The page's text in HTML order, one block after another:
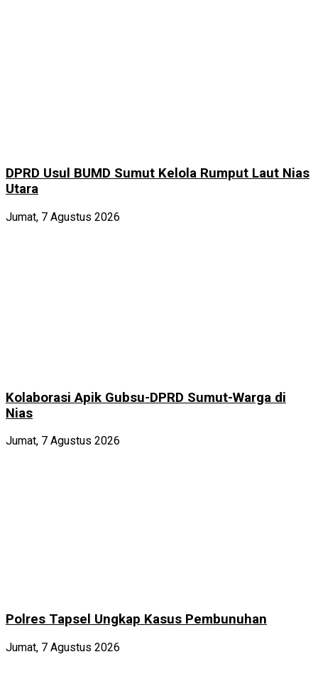
DPRD Usul BUMD Sumut Kelola Rumput Laut Nias
Utara
Jumat, 7 Agustus 2026
Kolaborasi Apik Gubsu-DPRD Sumut-Warga di
Nias
Jumat, 7 Agustus 2026
Polres Tapsel Ungkap Kasus Pembunuhan
Jumat, 7 Agustus 2026